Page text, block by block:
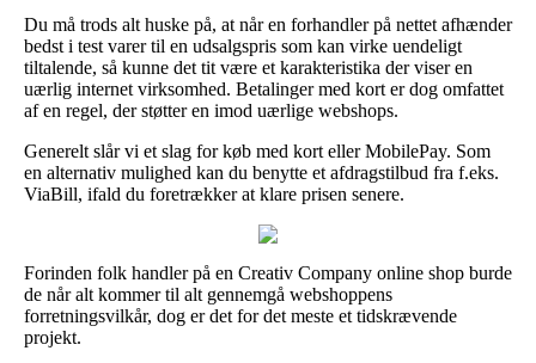
Du må trods alt huske på, at når en forhandler på nettet afhænder
bedst i test varer til en udsalgspris som kan virke uendeligt
tiltalende, så kunne det tit være et karakteristika der viser en
uærlig internet virksomhed. Betalinger med kort er dog omfattet
af en regel, der støtter en imod uærlige webshops.
Generelt slår vi et slag for køb med kort eller MobilePay. Som
en alternativ mulighed kan du benytte et afdragstilbud fra f.eks.
ViaBill, ifald du foretrækker at klare prisen senere.
Forinden folk handler på en Creativ Company online shop burde
de når alt kommer til alt gennemgå webshoppens
forretningsvilkår, dog er det for det meste et tidskrævende
projekt.